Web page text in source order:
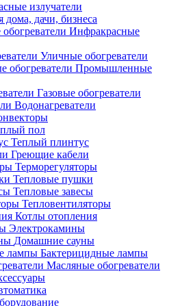
излучатели
дома, дачи, бизнеса
Инфракрасные
Уличные обогреватели
Промышленные
Газовые обогреватели
Водонагреватели
пол
Теплый плинтус
Греющие кабели
Терморегуляторы
Тепловые пушки
Тепловые завесы
Тепловентиляторы
Котлы отопления
Электрокамины
Домашние сауны
Бактерицидные лампы
Масляные обогреватели